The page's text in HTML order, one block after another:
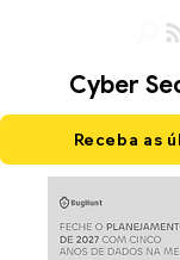
Cyber
Receba as